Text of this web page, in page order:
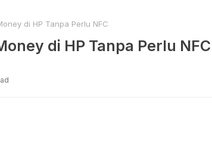
di HP Tanpa Perlu NFC
di HP Tanpa Perlu NFC